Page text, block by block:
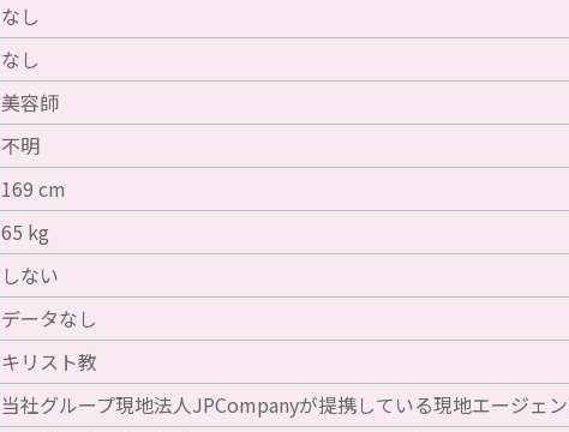
なし
なし
美容師
不明
169 cm
65 kg
しない
データなし
キリスト教
当社グループ現地法人JPCompanyが提携している現地エージェン